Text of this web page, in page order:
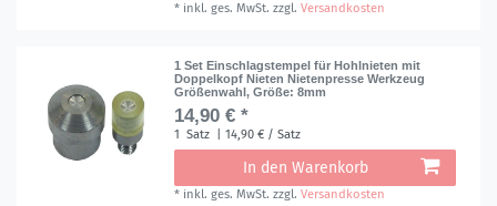
* inkl. ges. MwSt. zzgl.Versandkosten
1 Set Einschlagstempel für Hohlnieten mit
Doppelkopf Nieten Nietenpresse Werkzeug
Größenwahl, Größe: 8mm
14,90 € *
1 Satz | 14,90 € / Satz
In den Warenkorb
* inkl. ges. MwSt. zzgl.Versandkosten